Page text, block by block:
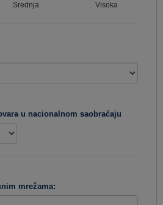
Srednja Visoka
u nacionalnom saobraćaju
mrežama: